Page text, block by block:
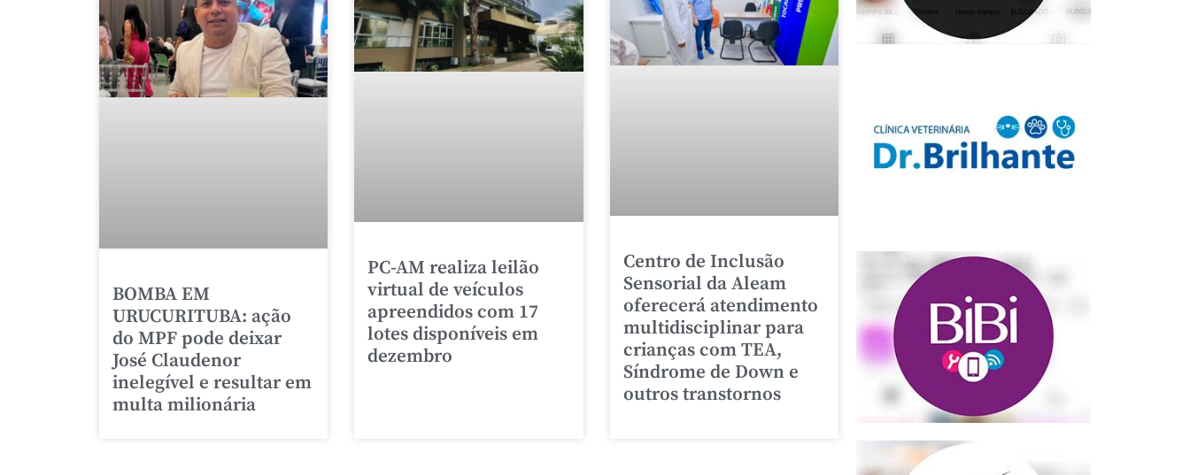
BOMBA EM
URUCURITUBA: ação
do MPF pode deixar
José Claudenor
inelegível e resultar em
multa milionária
PC-AM realiza leilão
virtual de veículos
apreendidos com 17
lotes disponíveis em
dezembro
Centro de Inclusão
Sensorial da Aleam
oferecerá atendimento
multidisciplinar para
crianças com TEA,
Síndrome de Down e
outros transtornos